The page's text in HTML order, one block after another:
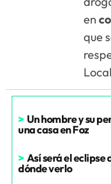
en
que
> Un hombre y su
una casa en Foz
> Así será el eclipse
dónde verlo